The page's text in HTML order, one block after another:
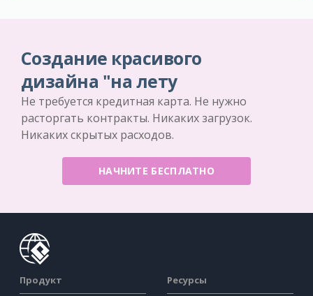
Создание красивого
дизайна "на лету
Не требуется кредитная карта. Не нужно
расторгать контракты. Никаких загрузок.
Никаких скрытых расходов.
НАЧНИТЕ БЕСПЛАТНО
Продукт Ресурсы